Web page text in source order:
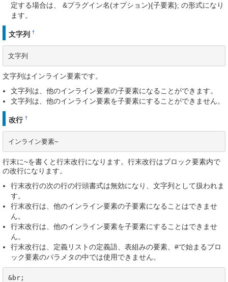
定する場合は、 &プラグイン名(オプション){子要素}; の形式になり
ます。
文字列 †
文字列
文字列はインライン要素です。
文字列は、他のインライン要素の子要素になることができます。
文字列は、他のインライン要素を子要素にすることができません。
改行 †
インライン要素~
行末に~を書くと行末改行になります。行末改行はブロック要素内で
の改行になります。
行末改行の次の行の行頭書式は無効になり、文字列として扱われま
す。
行末改行は、他のインライン要素の子要素になることはできませ
ん。
行末改行は、他のインライン要素を子要素にすることはできませ
ん。
行末改行は、定義リストの定義語、表組みの要素、#で始まるブロ
ック要素のパラメタの中では使用できません。
&br;